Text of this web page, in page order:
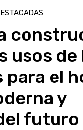
usos de
el
y
futuro